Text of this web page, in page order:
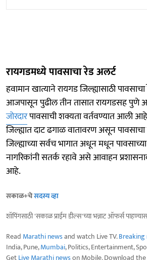
रायगडमध्ये पावसाचा रेड अलर्ट
हवामान खात्याने रायगड जिल्ह्यासाठी
आजपासून पुढील तीन तासात रायगडसह पुणे
जोरदारपावसाची शक्यता वर्तवण्यात आली
जिल्ह्यात दाट ढगाळ वातावरण असून
जिल्ह्याच्या सर्वच भागात अधून मधून
नागरिकांनी सतर्क रहावे असे आवाहन
आहे.
सकाळ+चेसदस्य व्हा
शॉपिंगसाठी 'सकाळ प्राईम डील्स'च्या भन्नाट ऑफर्स
Read Marathi newsand watch Live TV.Breaking
India, Pune,Mumbai, Politics, Entertainment,
GetLive Marathi newson Mobile. Download